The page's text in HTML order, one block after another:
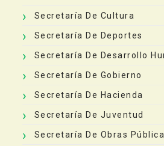
Secretaría De Cultura
Secretaría De Deportes
Secretaría De Desarrollo
Secretaría De Gobierno
Secretaría De Hacienda
Secretaría De Juventud
Secretaría De Obras